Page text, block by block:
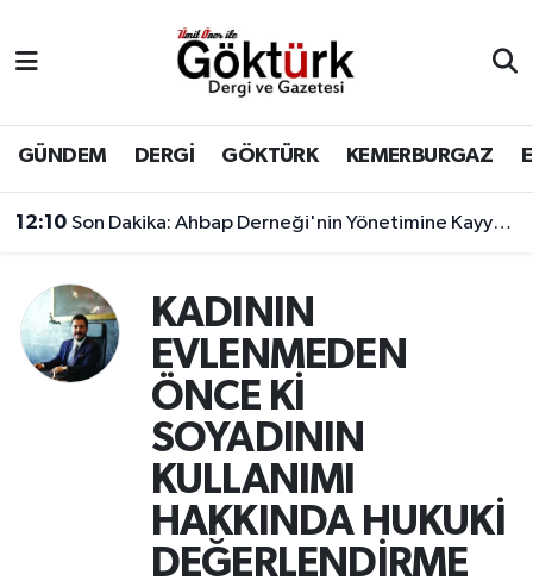
GÜNDEM DERGİ GÖKTÜRK KEMERBURGAZ
12:10 Son Dakika: Ahbap Derneği'nin Yönetimine Kayyum Atandı
KADININ
EVLENMEDEN
ÖNCE Kİ
SOYADININ
KULLANIMI
HAKKINDA HUKUKİ
DEĞERLENDİRME
BİLİM
DERGİ
EĞİTİM
EKONOMİ
GÖKTÜRK
KEMERBURGAZ
Eyüpsultan Hava Durumu
Eyüpsultan Trafik Yoğunluk Haritası
Süper Lig Puan Durumu ve Fikstür
Son Dakika Haberleri
Haber Arşivi